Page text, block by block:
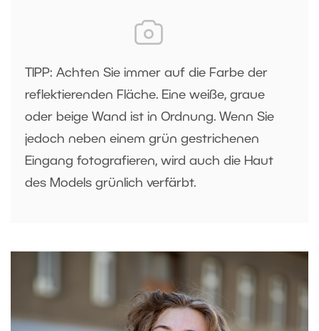
TIPP: Achten Sie immer auf die Farbe der
reflektierenden Fläche. Eine weiße, graue
oder beige Wand ist in Ordnung. Wenn Sie
jedoch neben einem grün gestrichenen
Eingang fotografieren, wird auch die Haut
des Models grünlich verfärbt.